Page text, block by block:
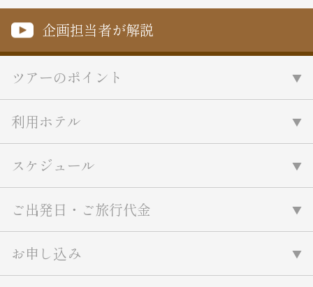
お花・紅葉
鉄道の旅
ハイキング・トレッキング
企画担当者が解説
ツアーのポイント
利用ホテル
スケジュール
ご出発日・ご旅行代金
お申し込み